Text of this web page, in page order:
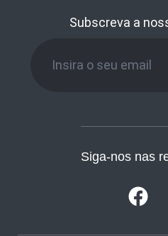
Subscreva a
Siga-nos nas